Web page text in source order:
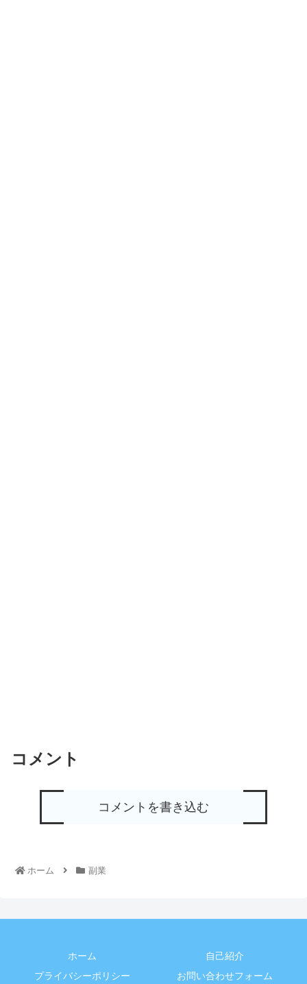
コメント
コメントを書き込む
ホーム 副業
ホーム
自己紹介
プライバシーポリシー
お問い合わせフォーム